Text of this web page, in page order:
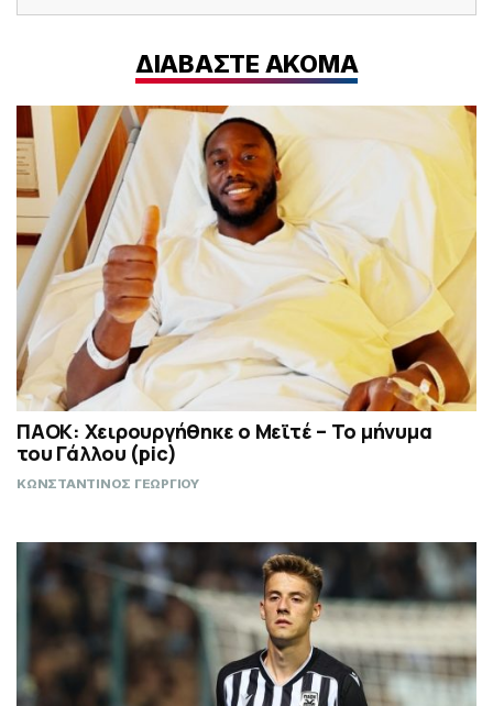
ΔΙΑΒΑΣΤΕ ΑΚΟΜΑ
ΠΑΟΚ: Χειρουργήθηκε ο Μεϊτέ – Το μήνυμα
του Γάλλου (pic)
ΚΩΝΣΤΑΝΤΙΝΟΣ ΓΕΩΡΓΙΟΥ